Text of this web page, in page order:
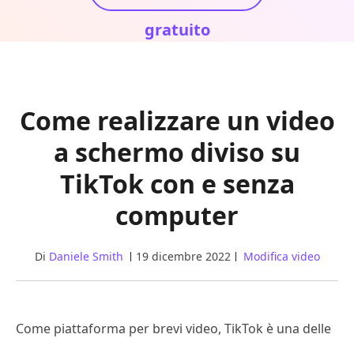
gratuito
Come realizzare un video
a schermo diviso su
TikTok con e senza
computer
Di Daniele Smith 19 dicembre 2022 Modifica video
Come piattaforma per brevi video, TikTok è una delle